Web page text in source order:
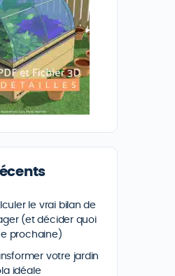
le vrai bilan de
(et décider quoi
prochaine)
votre jardin
idéale